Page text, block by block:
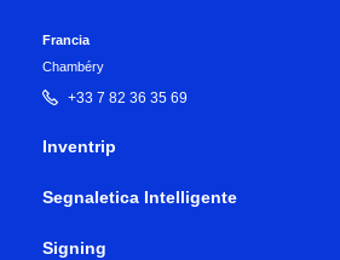
Francia
Chambéry
+33 7 82 36 35 69
Inventrip
Segnaletica Intelligente
Signing